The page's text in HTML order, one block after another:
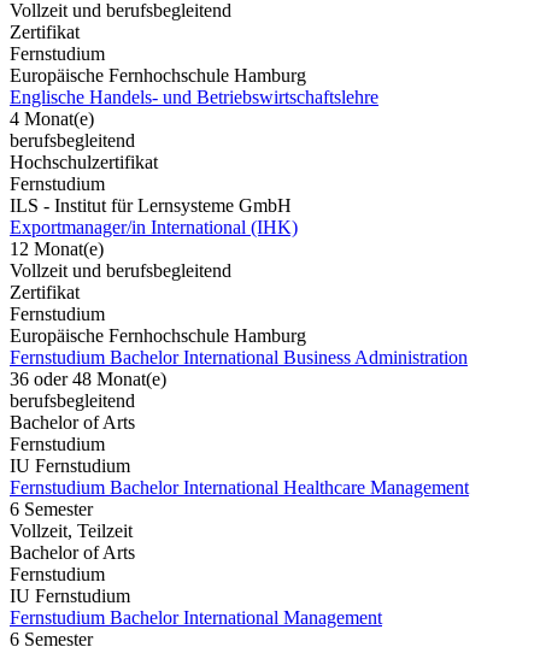
Vollzeit und berufsbegleitend
Zertifikat
Fernstudium
Europäische Fernhochschule Hamburg
Englische Handels- und Betriebswirtschaftslehre
4 Monat(e)
berufsbegleitend
Hochschulzertifikat
Fernstudium
ILS - Institut für Lernsysteme GmbH
Exportmanager/in International (IHK)
12 Monat(e)
Vollzeit und berufsbegleitend
Zertifikat
Fernstudium
Europäische Fernhochschule Hamburg
Fernstudium Bachelor International Business Administration
36 oder 48 Monat(e)
berufsbegleitend
Bachelor of Arts
Fernstudium
IU Fernstudium
Fernstudium Bachelor International Healthcare Management
6 Semester
Vollzeit, Teilzeit
Bachelor of Arts
Fernstudium
IU Fernstudium
Fernstudium Bachelor International Management
6 Semester